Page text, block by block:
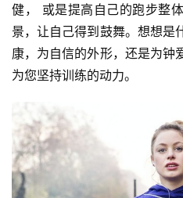
健， 或是提高自己的跑步整
景，让自己得到鼓舞。想想是
康，为自信的外形，还是为钟
为您坚持训练的动力。